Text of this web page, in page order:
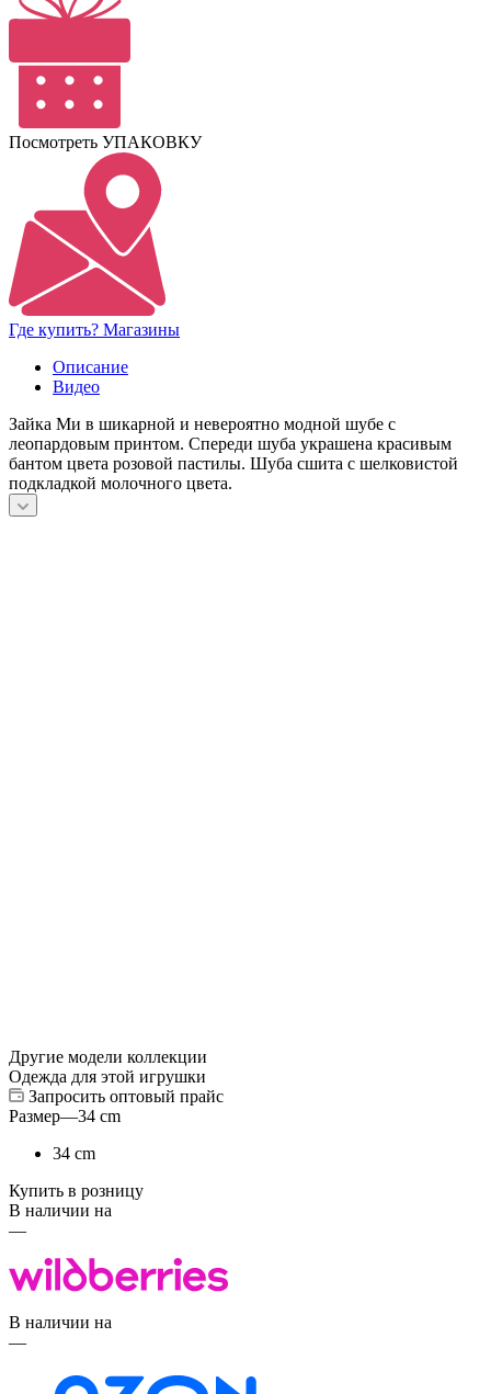
Посмотреть УПАКОВКУ
Где купить? Магазины
Описание
Видео
Зайка Ми в шикарной и невероятно модной шубе с
леопардовым принтом. Спереди шуба украшена красивым
бантом цвета розовой пастилы. Шуба сшита с шелковистой
подкладкой молочного цвета.
Другие модели коллекции
Одежда для этой игрушки
Запросить оптовый прайс
Размер—34 cm
34 cm
Купить в розницу
В наличии на
—
В наличии на
—